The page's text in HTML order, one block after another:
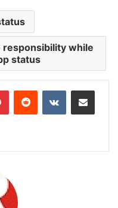
responsibility while
status
PinterestReddit VKontakteShare via Email